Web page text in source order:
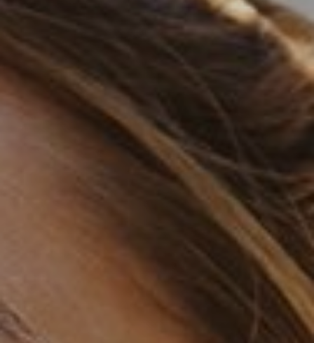
NIINA NEVALAINEN
CHRISTEL VIITANEN